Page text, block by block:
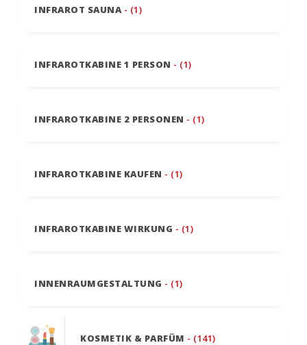
INFRAROT SAUNA - (1)
INFRAROTKABINE 1 PERSON - (1)
INFRAROTKABINE 2 PERSONEN - (1)
INFRAROTKABINE KAUFEN - (1)
INFRAROTKABINE WIRKUNG - (1)
INNENRAUMGESTALTUNG - (1)
KOSMETIK & PARFÜM - (141)